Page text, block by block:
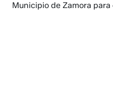
Municipio de Zamora